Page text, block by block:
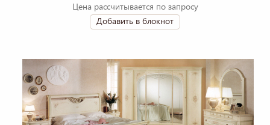
Цена рассчитывается по запросу
Добавить в блокнот